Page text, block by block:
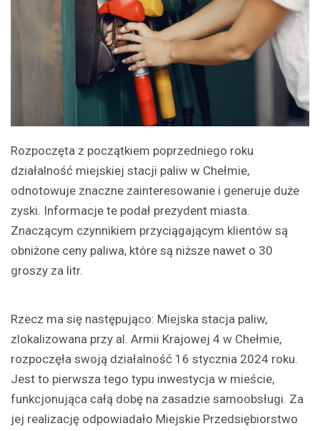
Rozpoczęta z początkiem poprzedniego roku
działalność miejskiej stacji paliw w Chełmie,
odnotowuje znaczne zainteresowanie i generuje duże
zyski. Informacje te podał prezydent miasta.
Znaczącym czynnikiem przyciągającym klientów są
obniżone ceny paliwa, które są niższe nawet o 30
groszy za litr.
Rzecz ma się następująco: Miejska stacja paliw,
zlokalizowana przy al. Armii Krajowej 4 w Chełmie,
rozpoczęła swoją działalność 16 stycznia 2024 roku.
Jest to pierwsza tego typu inwestycja w mieście,
funkcjonująca całą dobę na zasadzie samoobsługi. Za
jej realizację odpowiadało Miejskie Przedsiębiorstwo